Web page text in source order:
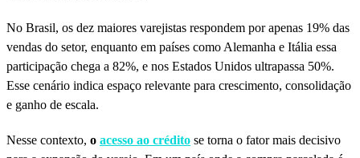
No Brasil, os dez maiores varejistas respondem por apenas 19% das
vendas do setor, enquanto em países como Alemanha e Itália essa
participação chega a 82%, e nos Estados Unidos ultrapassa 50%.
Esse cenário indica espaço relevante para crescimento, consolidação
e ganho de escala.
Nesse contexto, o acesso ao crédito se torna o fator mais decisivo